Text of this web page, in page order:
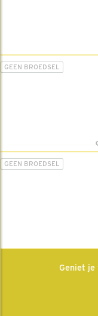
GEEN BROEDSEL
GEEN BROEDSEL
Geniet je